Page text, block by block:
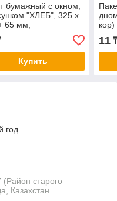
бумажный с окном,
"ХЛЕБ", 325 х
65 мм,
Купить
кор)
11
год
старого
Казахстан